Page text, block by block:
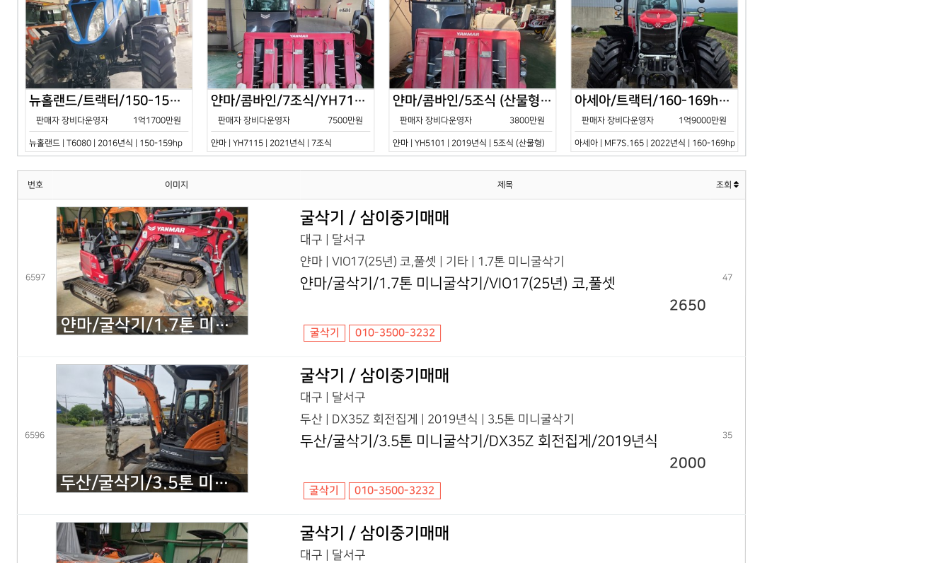
뉴홀랜드/트랙터/150-159hp/T6080/2016년식
판매자 장비다운영자 1억1700만원
뉴홀랜드 | T6080 | 2016년식 | 150-159hp
얀마/콤바인/7조식/YH7115/2021년식
판매자 장비다운영자 7500만원
얀마 | YH7115 | 2021년식 | 7조식
얀마/콤바인/5조식 (산물형)/YH5101/2019년식
판매자 장비다운영자 3800만원
얀마 | YH5101 | 2019년식 | 5조식 (산물형)
아세아/트랙터/160-169hp/MF7S.165/2023년식
판매자 장비다운영자 1억9000만원
아세아 | MF7S.165 | 2022년식 | 160-169hp
번호 이미지 제목 조회
6597
얀마/굴삭기/1.7톤 미니굴삭기/VIO17(25년) 코,풀셋
굴삭기 / 삼이중기매매
대구 | 달서구
얀마 | VIO17(25년) 코,풀셋 | 기타 | 1.7톤 미니굴삭기
얀마/굴삭기/1.7톤 미니굴삭기/VIO17(25년) 코,풀셋
2650
굴삭기 010-3500-3232
47
6596
두산/굴삭기/3.5톤 미니굴삭기/DX35Z 회전집게/2019년식
굴삭기 / 삼이중기매매
대구 | 달서구
두산 | DX35Z 회전집게 | 2019년식 | 3.5톤 미니굴삭기
두산/굴삭기/3.5톤 미니굴삭기/DX35Z 회전집게/2019년식
2000
굴삭기 010-3500-3232
35
굴삭기 / 삼이중기매매
대구 | 달서구